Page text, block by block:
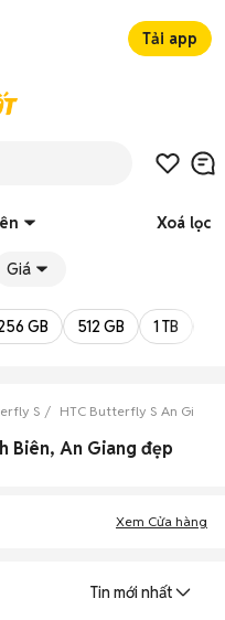
Tải app
Xoá lọc
Giá
GB 512 GB 1 TB
S HTC Butterfly S An Giang
Biên, An Giang đẹp
Xem Cửa hàng
Tin mới nhất